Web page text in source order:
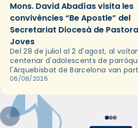
Mons. David Abadías visita les
convivències “Be Apostle” del
Secretariat Diocesà de
Joves
Del 28 de juliol al 2 d'agost, al
centenar d'adolescents de
l'Arquebisbat de Barcelona van
les convivències Be Apostle,
06/08/2026